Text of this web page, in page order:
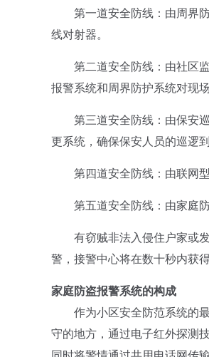
第一道安全防线：由周界防
线对射器。
第二道安全防线：由社区监
报警系统和周界防护系统对现
第三道安全防线：由保安巡
更系统，确保保安人员的巡逻
第四道安全防线：由联网型
第五道安全防线：由家庭防
有窃贼非法入侵住户家或发
警，接警中心将在数十秒内获
家庭防盗报警系统的构成
作为小区安全防范系统的最
守的地方，通过电子红外探测